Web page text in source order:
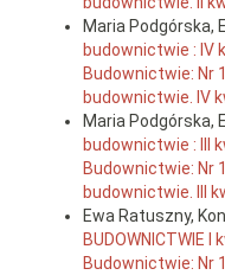
Maria Podgórska,
budownictwie : IV
Budownictwie: Nr
budownictwie. IV
Maria Podgórska,
budownictwie : III
Budownictwie: Nr
budownictwie. III
Ewa Ratuszny,
BUDOWNICTWIE I
Budownictwie: Nr